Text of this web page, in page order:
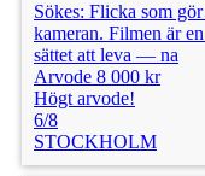
Sökes: Flicka som
kameran. Filmen är
sättet att leva — na
Arvode 8 000 kr
Högt arvode!
6/8
STOCKHOLM